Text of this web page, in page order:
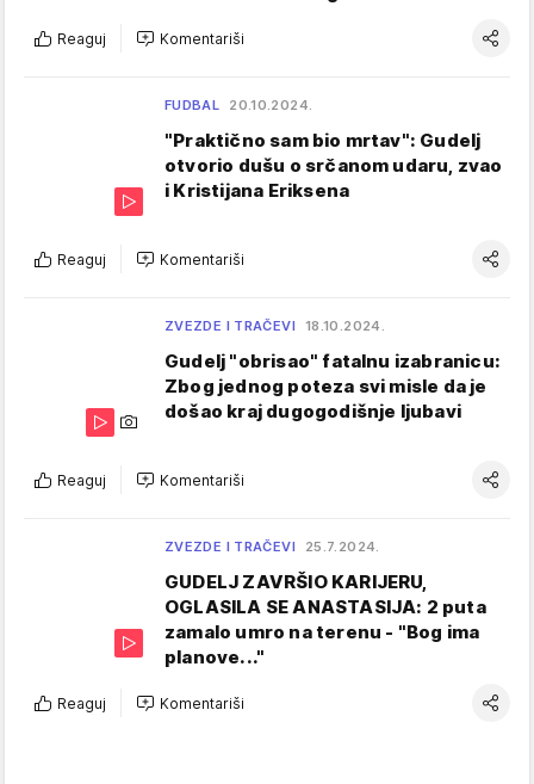
Reaguj Komentariši
FUDBAL 20.10.2024.
"Praktično sam bio mrtav": Gudelj
otvorio dušu o srčanom udaru, zvao
i Kristijana Eriksena
Reaguj Komentariši
ZVEZDE I TRAČEVI 18.10.2024.
Gudelj "obrisao" fatalnu izabranicu:
Zbog jednog poteza svi misle da je
došao kraj dugogodišnje ljubavi
Reaguj Komentariši
ZVEZDE I TRAČEVI 25.7.2024.
GUDELJ ZAVRŠIO KARIJERU,
OGLASILA SE ANASTASIJA: 2 puta
zamalo umro na terenu - "Bog ima
planove..."
Reaguj Komentariši